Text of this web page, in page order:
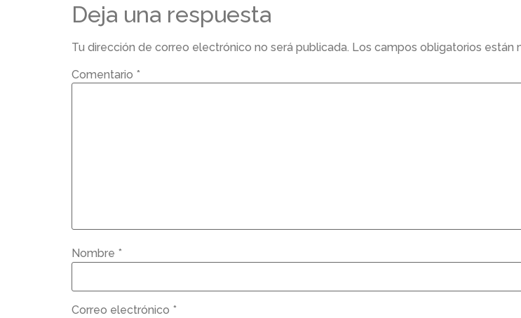
Deja una respuesta
Tu dirección de correo electrónico no será publicada. Los campos obligatorios están
Comentario *
Nombre *
Correo electrónico *